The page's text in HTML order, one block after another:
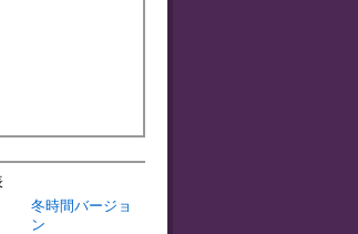
冬時間バージョ
ン